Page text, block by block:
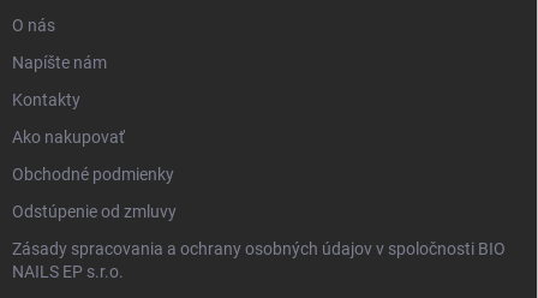
O nás
Napíšte nám
Kontakty
Ako nakupovať
Obchodné podmienky
Odstúpenie od zmluvy
Zásady spracovania a ochrany osobných údajov v spoločnosti BIO
NAILS EP s.r.o.